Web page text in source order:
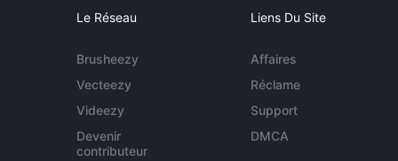
Le Réseau
Brusheezy
Vecteezy
Videezy
Devenir
contributeur
Liens Du Site
Affaires
Réclame
Support
DMCA